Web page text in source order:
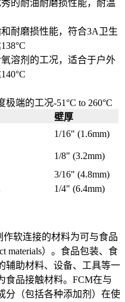
的耐油耐磨损性能，耐温
耐磨损性能，符合3A卫生
溶剂的工况，适合于户外
端的工况-51°C to 260°C
壁厚
1/16" (1.6mm)
1/8" (3.2mm)
3/16" (4.8mm)
1/4" (6.4mm)
软连接的材料为可与食品
materials）。食品包装、食
辅助材料、设备、工具等一
食品接触材料。FCM在与
分（包括各种添加剂）在使